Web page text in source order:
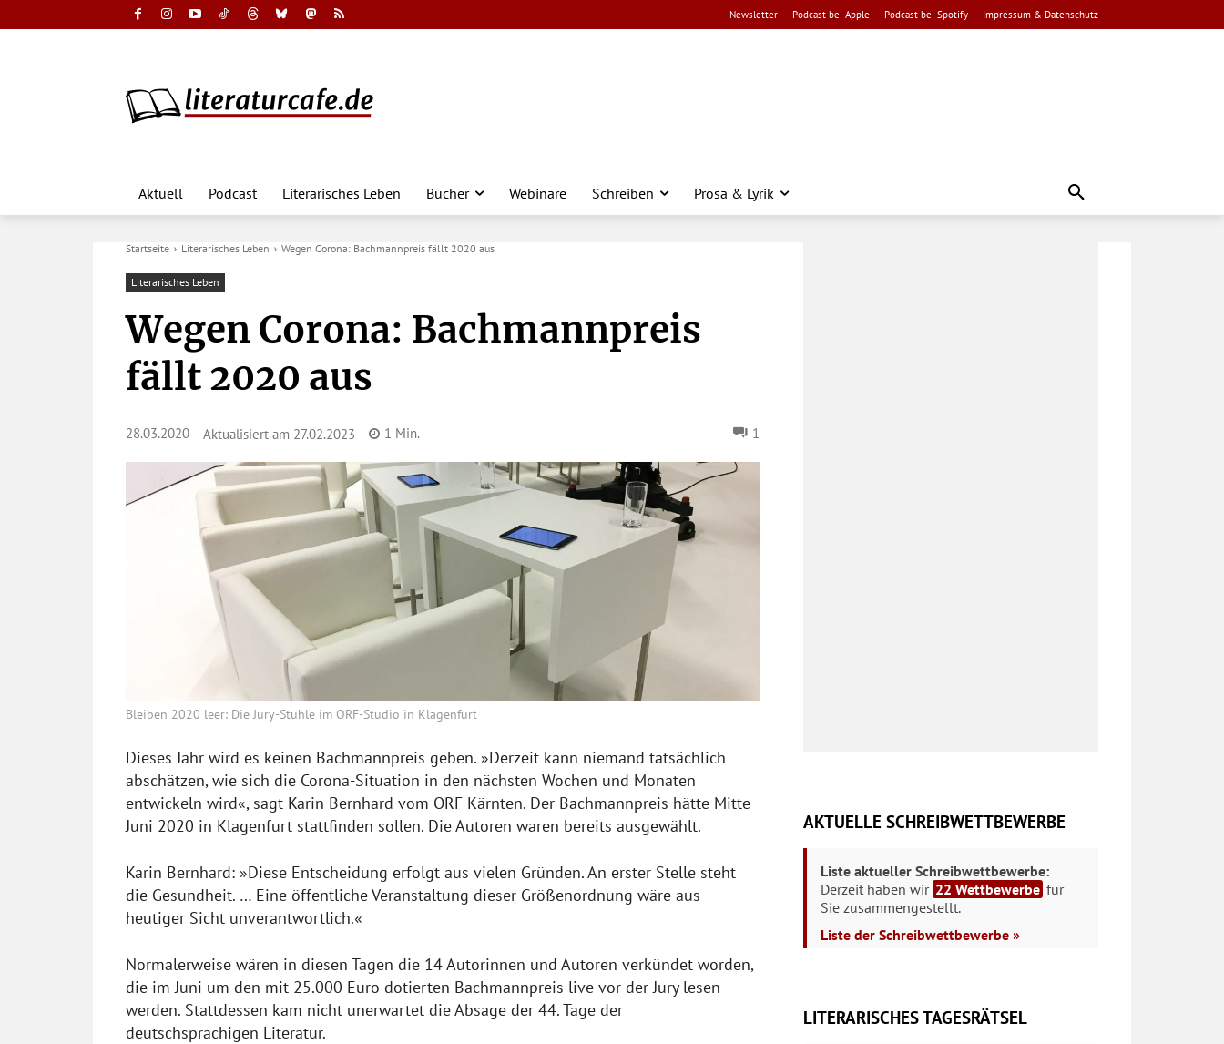
Newsletter Podcast bei Apple Podcast bei Spotify Impressum & Datenschutz
Aktuell Podcast Literarisches Leben Bücher Webinare Schreiben Prosa & Lyrik
Startseite Literarisches Leben Wegen Corona: Bachmannpreis fällt 2020 aus
Literarisches Leben
Wegen Corona: Bachmannpreis
fällt 2020 aus
28.03.2020 Aktualisiert am 27.02.2023 1 Min. 1
Bleiben 2020 leer: Die Jury-Stühle im ORF-Studio in Klagenfurt
Dieses Jahr wird es keinen Bachmannpreis geben. »Derzeit kann niemand tatsächlich
abschätzen, wie sich die Corona-Situation in den nächsten Wochen und Monaten
entwickeln wird«, sagt Karin Bernhard vom ORF Kärnten. Der Bachmannpreis hätte Mitte
Juni 2020 in Klagenfurt stattfinden sollen. Die Autoren waren bereits ausgewählt.
Karin Bernhard: »Diese Entscheidung erfolgt aus vielen Gründen. An erster Stelle steht
die Gesundheit. … Eine öffentliche Veranstaltung dieser Größenordnung wäre aus
heutiger Sicht unverantwortlich.«
Normalerweise wären in diesen Tagen die 14 Autorinnen und Autoren verkündet worden,
die im Juni um den mit 25.000 Euro dotierten Bachmannpreis live vor der Jury lesen
werden. Stattdessen kam nicht unerwartet die Absage der 44. Tage der
deutschsprachigen Literatur.
AKTUELLE SCHREIBWETTBEWERBE
Liste aktueller Schreibwettbewerbe:
Derzeit haben wir 22 Wettbewerbe für
Sie zusammengestellt.
Liste der Schreibwettbewerbe »
LITERARISCHES TAGESRÄTSEL